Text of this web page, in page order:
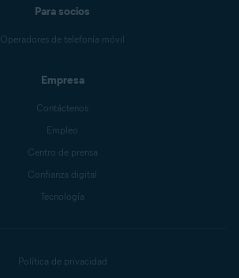
Para socios
Operadores de telefonía móvil
Empresa
Contáctenos
Empleo
Centro de prensa
Confianza digital
Tecnología
Política de privacidad